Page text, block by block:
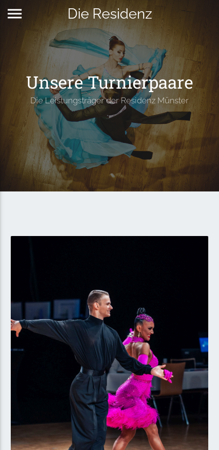
Die Residenz
menu
Unsere Turnierpaare
Die Leistungsträger der Residenz Münster